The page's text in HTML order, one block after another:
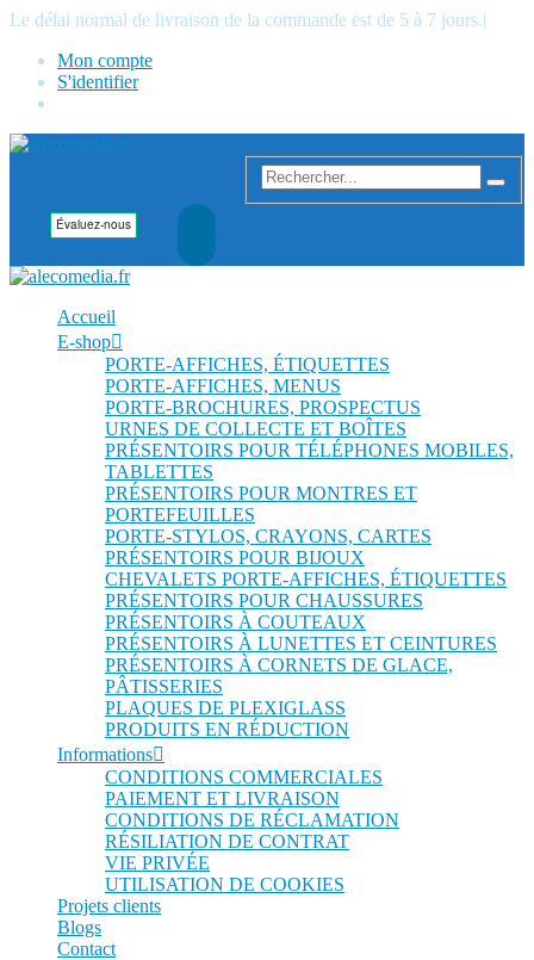
Le délai normal de livraison de la commande est de 5 à 7 jours.|
Mon compte
S'identifier
Accueil
E-shop
PORTE-AFFICHES, ÉTIQUETTES
PORTE-AFFICHES, MENUS
PORTE-BROCHURES, PROSPECTUS
URNES DE COLLECTE ET BOÎTES
PRÉSENTOIRS POUR TÉLÉPHONES MOBILES,
TABLETTES
PRÉSENTOIRS POUR MONTRES ET
PORTEFEUILLES
PORTE-STYLOS, CRAYONS, CARTES
PRÉSENTOIRS POUR BIJOUX
CHEVALETS PORTE-AFFICHES, ÉTIQUETTES
PRÉSENTOIRS POUR CHAUSSURES
PRÉSENTOIRS À COUTEAUX
PRÉSENTOIRS À LUNETTES ET CEINTURES
PRÉSENTOIRS À CORNETS DE GLACE,
PÂTISSERIES
PLAQUES DE PLEXIGLASS
PRODUITS EN RÉDUCTION
Informations
CONDITIONS COMMERCIALES
PAIEMENT ET LIVRAISON
CONDITIONS DE RÉCLAMATION
RÉSILIATION DE CONTRAT
VIE PRIVÉE
UTILISATION DE COOKIES
Projets clients
Blogs
Contact